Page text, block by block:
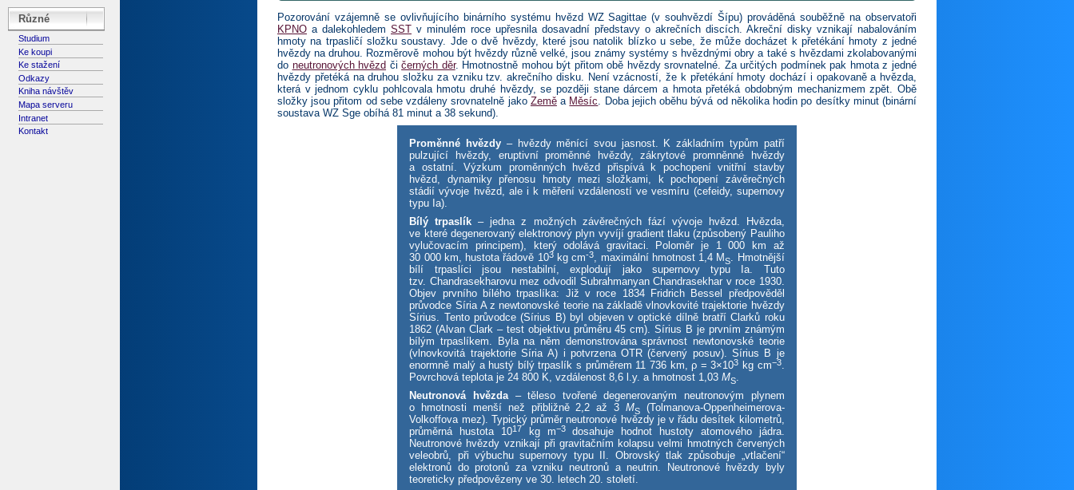
Různé
Studium
Ke koupi
Ke stažení
Odkazy
Kniha návštěv
Mapa serveru
Intranet
Kontakt
Pozorování vzájemně se ovlivňujícího binárního systému hvězd WZ Sagittae (v souhvězdí Šípu) prováděná souběžně na observatoři
KPNO a dalekohledem SST v minulém roce upřesnila dosavadní představy o akrečních discích. Akreční disky vznikají nabalováním
hmoty na trpasličí složku soustavy. Jde o dvě hvězdy, které jsou natolik blízko u sebe, že může docházet k přetékání hmoty z jedné
hvězdy na druhou. Rozměrově mohou být hvězdy různě velké, jsou známy systémy s hvězdnými obry a také s hvězdami zkolabovanými
do neutronových hvězd čičerných děr. Hmotnostně mohou být přitom obě hvězdy srovnatelné. Za určitých podmínek pak hmota z jedné
hvězdy přetéká na druhou složku za vzniku tzv. akrečního disku. Není vzácností, že k přetékání hmoty dochází i opakovaně a hvězda,
která v jednom cyklu pohlcovala hmotu druhé hvězdy, se později stane dárcem a hmota přetéká obdobným mechanizmem zpět. Obě
složky jsou přitom od sebe vzdáleny srovnatelně jako Zeměa Měsíc . Doba jejich oběhu bývá od několika hodin po desítky minut (binární
soustava WZ Sge obíhá 81 minut a 38 sekund).
Proměnné hvězdy – hvězdy měnící svou jasnost. K základním typům patří
pulzující hvězdy, eruptivní proměnné hvězdy, zákrytové promněnné hvězdy
a ostatní. Výzkum proměnných hvězd přispívá k pochopení vnitřní stavby
hvězd, dynamiky přenosu hmoty mezi složkami, k pochopení závěrečných
stádií vývoje hvězd, ale i k měření vzdáleností ve vesmíru (cefeidy, supernovy
typu Ia).
Bílý trpaslík – jedna z možných závěrečných fází vývoje hvězd. Hvězda,
ve které degenerovaný elektronový plyn vyvíjí gradient tlaku (způsobený Pauliho
vylučovacím principem), který odolává gravitaci. Poloměr je 1 000 km až
30 000 km, hustota řádově 103kg cm-3 , maximální hmotnost 1,4 M S
. Hmotnější
bílí trpaslíci jsou nestabilní, explodují jako supernovy typu Ia. Tuto
tzv. Chandrasekharovu mez odvodil Subrahmanyan Chandrasekhar v roce 1930.
Objev prvního bílého trpaslíka: Již v roce 1834 Fridrich Bessel předpověděl
průvodce Síria A z newtonovské teorie na základě vlnovkovité trajektorie hvězdy
Sírius. Tento průvodce (Sírius B) byl objeven v optické dílně bratří Clarků roku
1862 (Alvan Clark – test objektivu průměru 45 cm). Sírius B je prvním známým
bílým trpaslíkem. Byla na něm demonstrována správnost newtonovské teorie
(vlnovkovitá trajektorie Síria A) i potvrzena OTR (červený posuv). Sírius B je
enormně malý a hustý bílý trpaslík s průměrem 11 736 km, ρ = 3×103 kg cm−3.
Povrchová teplota je 24 800 K, vzdálenost 8,6 l.y. a hmotnost 1,03MS
Neutronová hvězda– těleso tvořené degenerovaným neutronovým plynem
o hmotnosti menší než přibližně 2,2 až 3 MS(Tolmanova-Oppenheimerova-
Volkoffova mez). Typický průměr neutronové hvězdy je v řádu desítek kilometrů,
průměrná hustota 1017 kg m−3dosahuje hodnot hustoty atomového jádra.
Neutronové hvězdy vznikají při gravitačním kolapsu velmi hmotných červených
veleobrů, při výbuchu supernovy typu II. Obrovský tlak způsobuje „vtlačení“
elektronů do protonů za vzniku neutronů a neutrin. Neutronové hvězdy byly
teoreticky předpovězeny ve 30. letech 20. století.